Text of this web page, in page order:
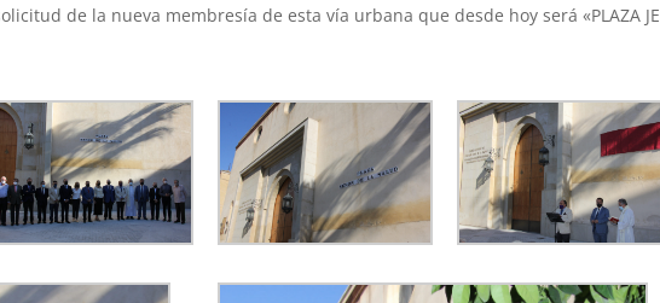
de la nueva membresía de esta vía urbana que desde hoy será «PLAZA